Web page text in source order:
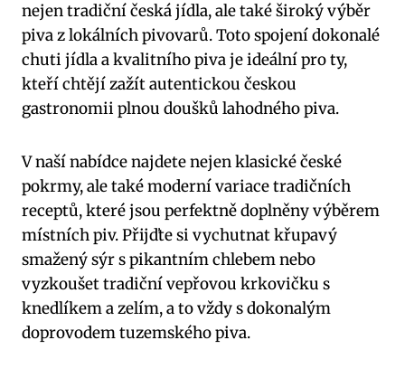
nejen tradiční česká jídla, ale také široký výběr
piva z lokálních pivovarů. Toto spojení dokonalé
chuti jídla a kvalitního piva je ideální pro ty,
kteří chtějí zažít autentickou českou
gastronomii plnou doušků lahodného piva.
V naší nabídce najdete nejen klasické české
pokrmy, ale také moderní variace tradičních
receptů, které jsou perfektně doplněny výběrem
místních piv. Přijďte si vychutnat křupavý
smažený sýr s pikantním chlebem nebo
vyzkoušet tradiční vepřovou krkovičku s
knedlíkem a zelím, a to vždy s dokonalým
doprovodem tuzemského piva.